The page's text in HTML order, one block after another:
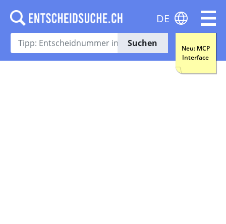
Suchen
Neu: MCP
Interface
DE